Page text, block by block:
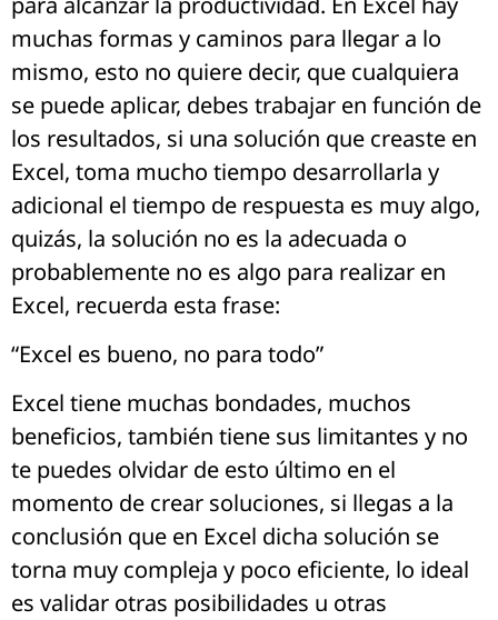
muchas formas y caminos para llegar a lo
mismo, esto no quiere decir, que cualquiera
se puede aplicar, debes trabajar en función de
los resultados, si una solución que creaste en
Excel, toma mucho tiempo desarrollarla y
adicional el tiempo de respuesta es muy algo,
quizás, la solución no es la adecuada o
probablemente no es algo para realizar en
Excel, recuerda esta frase:
“Excel es bueno, no para todo”
Excel tiene muchas bondades, muchos
beneficios, también tiene sus limitantes y no
te puedes olvidar de esto último en el
momento de crear soluciones, si llegas a la
conclusión que en Excel dicha solución se
torna muy compleja y poco eficiente, lo ideal
es validar otras posibilidades u otras